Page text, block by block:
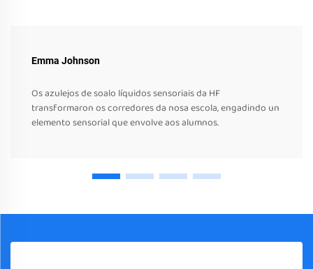
Emma Johnson
Os azulejos de soalo líquidos sensoriais da HF
transformaron os corredores da nosa escola, engadindo un
elemento sensorial que envolve aos alumnos.